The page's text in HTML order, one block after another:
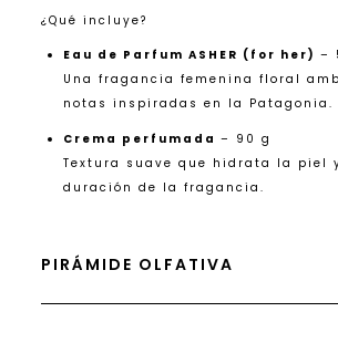
¿Qué incluye?
Eau de Parfum ASHER (for her)–
Una fragancia femenina floral
notas inspiradas en la Patagonia.
Crema perfumada– 90 g
Textura suave que hidrata la piel
duración de la fragancia.
PIRÁMIDE OLFATIVA